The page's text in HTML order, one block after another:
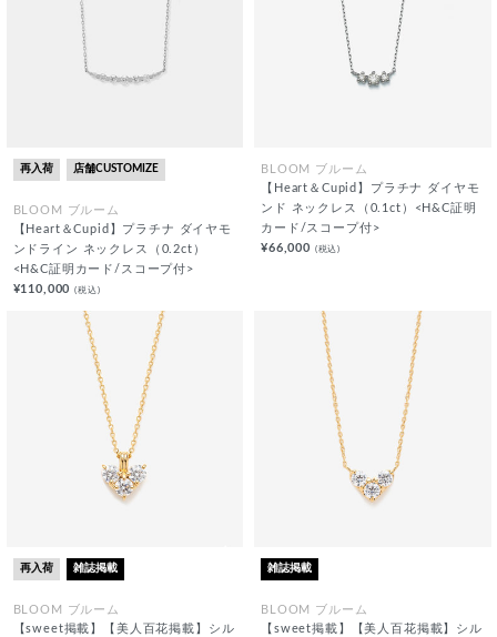
再入荷 店舗CUSTOMIZE
BLOOM ブルーム
【Heart＆Cupid】プラチナ ダイヤモ
ンドライン ネックレス（0.2ct）
<H&C証明カード/スコープ付>
¥110,000(税込)
BLOOM ブルーム
【Heart＆Cupid】プラチナ ダイヤモ
ンド ネックレス（0.1ct）<H&C証明
カード/スコープ付>
¥66,000 (税込)
再入荷 雑誌掲載
BLOOM ブルーム
【sweet掲載】【美人百花掲載】シル
雑誌掲載
BLOOM ブルーム
【sweet掲載】【美人百花掲載】シル